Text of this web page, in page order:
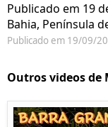
Publicado em 19
Bahia, Península
Publicado em 19/09/
Outros videos de